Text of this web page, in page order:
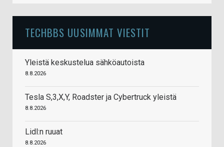
TECHBBS UUSIMMAT VIESTIT
Yleistä keskustelua sähköautoista
8.8.2026
Tesla S,3,X,Y, Roadster ja Cybertruck yleistä
8.8.2026
Lidl:n ruuat
8.8.2026